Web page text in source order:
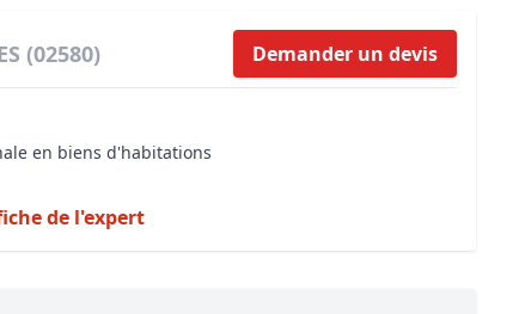
(02580) Demander un devis
en biens d'habitations
de l'expert